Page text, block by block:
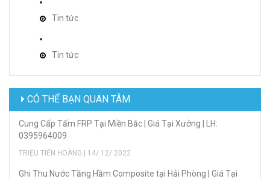
Tin tức
Tin tức
CÓ THỂ BẠN QUAN TÂM
Cung Cấp Tấm FRP Tại Miền Bắc | Giá Tại Xưởng | LH:
0395964009
TRIỆU TIẾN HOÀNG | 14/ 12/ 2022
Ghi Thu Nước Tầng Hầm Composite tại Hải Phòng | Giá Tại